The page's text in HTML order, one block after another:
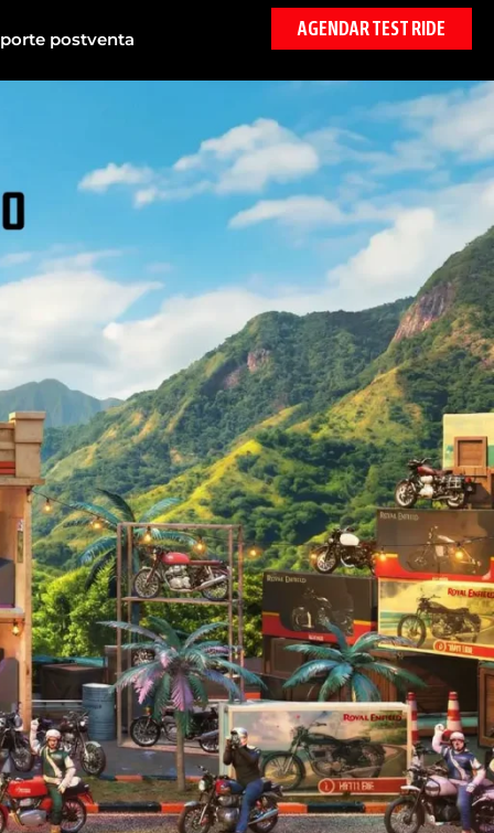
postventa AGENDAR TEST RIDE